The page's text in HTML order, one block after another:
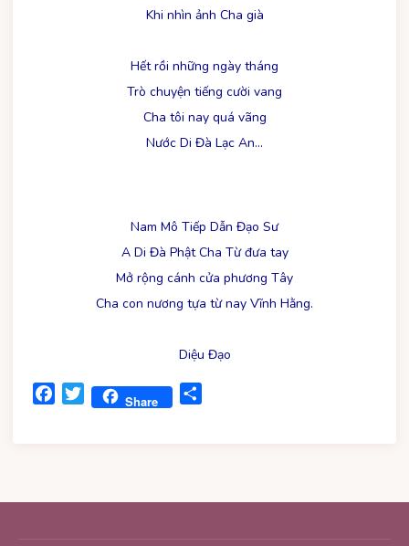
Khi nhìn ảnh Cha già
Hết rồi những ngày tháng
Trò chuyện tiếng cười vang
Cha tôi nay quá vãng
Nước Di Đà Lạc An…
Nam Mô Tiếp Dẫn Đạo Sư
A Di Đà Phật Cha Từ đưa tay
Mở rộng cánh cửa phương Tây
Cha con nương tựa từ nay Vĩnh Hằng.
Diệu Đạo
Facebook
TwitterShare